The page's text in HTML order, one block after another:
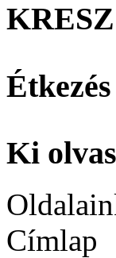
KRESZ
Étkezés
Ki
Címlap